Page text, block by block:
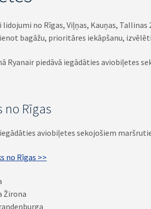
no Rīgas, Viļņas, Kauņas,
bagāžu, prioritāres iekāpšanu,
Ryanair piedāvā iegādāties aviobiļetes
no Rīgas
aviobiļetes sekojošiem
no Rīgas >>
Žirona